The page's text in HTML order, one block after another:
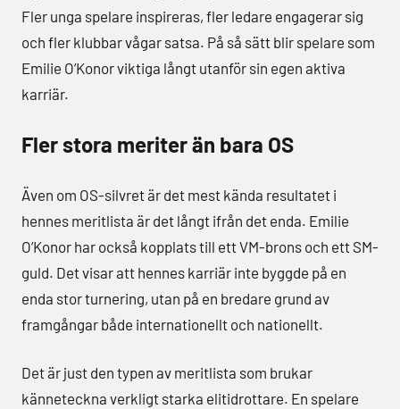
Fler unga spelare inspireras, fler ledare engagerar sig
och fler klubbar vågar satsa. På så sätt blir spelare som
Emilie O’Konor viktiga långt utanför sin egen aktiva
karriär.
Fler stora meriter än bara OS
Även om OS-silvret är det mest kända resultatet i
hennes meritlista är det långt ifrån det enda. Emilie
O’Konor har också kopplats till ett VM-brons och ett SM-
guld. Det visar att hennes karriär inte byggde på en
enda stor turnering, utan på en bredare grund av
framgångar både internationellt och nationellt.
Det är just den typen av meritlista som brukar
känneteckna verkligt starka elitidrottare. En spelare